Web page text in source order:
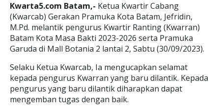
Kwarta5.com Batam,- Ketua Kwartir Cabang
(Kwarcab) Gerakan Pramuka Kota Batam, Jefridin,
M.Pd. melantik pengurus Kwartir Ranting (Kwarran)
Batam Kota Masa Bakti 2023-2026 serta Pramuka
Garuda di Mall Botania 2 lantai 2, Sabtu (30/09/2023).
Selaku Ketua Kwarcab, Ia mengucapkan selamat
kepada pengurus Kwarran yang baru dilantik. Kepada
pengurus yang baru dilantik diharapkan dapat
mengemban tugas dengan baik.